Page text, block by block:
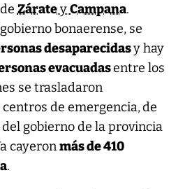
ZárateyCampana.
bonaerense, se
desaparecidasy hay
evacuadasentre los
se trasladaron
de emergencia,de
gobierno de la provincia
cayeronmás de 410
.